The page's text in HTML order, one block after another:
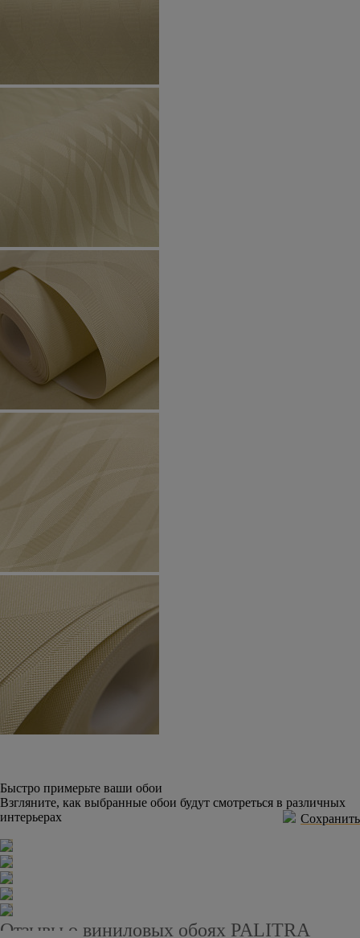
Быстро примерьте ваши обои
Взгляните, как выбранные обои будут смотреться в различных
интерьерах
Сохранить
Отзывы о виниловых обоях PALITRA